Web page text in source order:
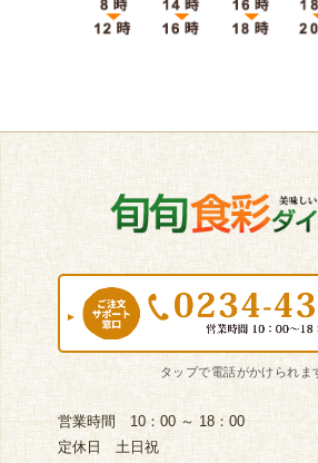
営業時間 10：00 ～ 18：00
定休日 土日祝